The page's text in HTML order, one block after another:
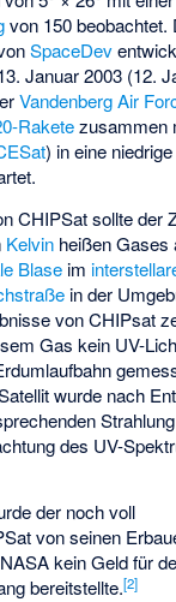
von 150 beobachtet.
SpaceDev
Januar 2003 (12.
Vandenberg Air
Raketezusammen
) in eine niedrige
CHIPSat sollte der
Kelvin heißen Gases
Blase im
in der
von CHIPsat
Gas kein UV-
wurde nach
des UV-
der noch voll
von seinen
kein Geld für
bereitstellte.[2]